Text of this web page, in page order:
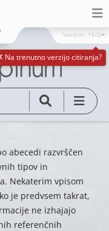
Na trenutno verzijo citiranja?
Version 16/2
abecedi razvrščen
tipov in
Nekaterim vpisom
je predvsem takrat,
ne izhajajo
referenčnih